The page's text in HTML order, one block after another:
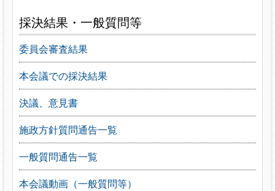
採決結果・一般質問等
委員会審査結果
本会議での採決結果
決議、意見書
施政方針質問通告一覧
一般質問通告一覧
本会議動画（一般質問等）